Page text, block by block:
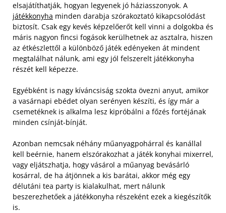
elsajátíthatják, hogyan legyenek jó háziasszonyok. A
játékkonyha minden darabja szórakoztató kikapcsolódást
biztosít. Csak egy kevés képzelőerőt kell vinni a dolgokba és
máris nagyon fincsi fogások kerülhetnek az asztalra, hiszen
az étkészlettől a különböző játék edényeken át mindent
megtalálhat nálunk, ami egy jól felszerelt játékkonyha
részét kell képezze.
Egyébként is nagy kíváncsiság szokta övezni anyut, amikor
a vasárnapi ebédet olyan serényen készíti, és így már a
csemetéknek is alkalma lesz kipróbálni a főzés fortéjának
minden csínját-bínját.
Azonban nemcsak néhány műanyagpohárral és kanállal
kell beérnie, hanem elszórakozhat a játék konyhai mixerrel,
vagy eljátszhatja, hogy vásárol a műanyag bevásárló
kosárral, de ha átjönnek a kis barátai, akkor még egy
délutáni tea party is kialakulhat, mert nálunk
beszerezhetőek a játékkonyha részeként ezek a kiegészítők
is.